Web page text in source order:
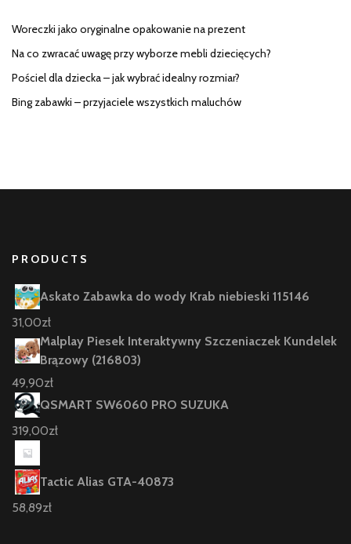
Woreczki jako oryginalne opakowanie na prezent
Na co zwracać uwagę przy wyborze mebli dziecięcych?
Pościel dla dziecka – jak wybrać idealny rozmiar?
Bing zabawki – przyjaciele wszystkich maluchów
PRODUCTS
Askato Zabawka do wody Krab niebieski 115146
31,00zł
Malplay Piesek Interaktywny Szczeniaczek Kundelek
Brązowy (216803)
49,90zł
QSMART SW6060 PRO SUZUKA
319,00zł
Tactic Alias GTA-40873
58,89zł